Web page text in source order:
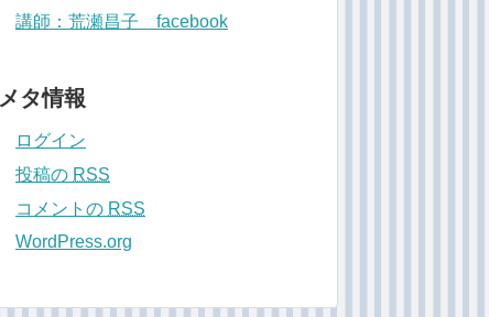
講師：荒瀬昌子 facebook
メタ情報
ログイン
投稿の RSS
コメントの RSS
WordPress.org